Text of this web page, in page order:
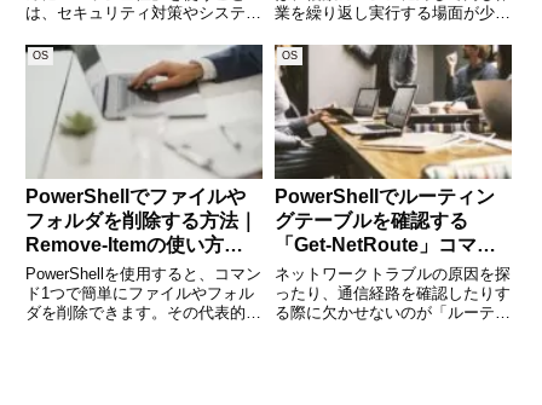
は、セキュリティ対策やシステム
整合性を確認したい場面や、ファ
イル配布時に「このファイルが本
当に正しいものか」を確認したい
場合、ハッシュ値の比較は非常に
業を繰り返し実行する場面が少な
なのが、PowerShellのInvoke-
Commandコマンドです。このコ
マンドを使えば、ネットワーク越
しにリモー
OS
PowerShellでファイルや
フォルダを削除する方法｜
Remove-Itemの使い方を
徹底解説
PowerShellを使用すると、コマン
ド1つで簡単にファイルやフォル
ダを削除できます。その代表的な
OS
PowerShellでルーティン
グテーブルを確認する
「Get-NetRoute」コマン
ドの使い方
ネットワークトラブルの原因を探
ったり、通信経路を確認したりす
る際に欠かせないのが「ルーティ